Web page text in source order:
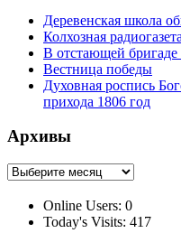
Деревенская школа
Колхозная радиогазета
В отстающей
Вестница победы
Духовная роспись
прихода 1806 год
Архивы
Архивы
Online Users: 0
Today's Visits: 417